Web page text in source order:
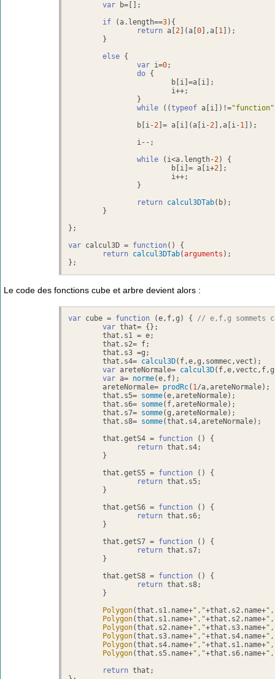
var b=[];
if (a. length==3){
return a[2 ](a[0 ],a[ 1 ]);
else {
var i=0;
do {
while ((typeof a[i])!="function"
		b[i-
2 ]= a[i](a[i-2 ],a[i-1 ]);
while (i<a. length-2) {
			b[i]= a[i+
2 ];
return calcul3DTab(b);
};
var calcul3D = function( ) {
return calcul3DTab(arguments );
};
Le code des fonctions cube et arbre devient alors :
var cube = function (e,f,g ) { // e,f,g sommets
var that= {};
	that.
s1 = e;
	that.
s2= f;
	that.
s3 =g;
	that.
s4= calcul3D(f,e,g,sommec,vect);
var areteNormale= calcul3D
var a= norme(e,f);
	areteNormale=
prodRc( 1/a,areteNormale);
	that.
s5= somme(e,areteNormale);
	that.
s6= somme(f,areteNormale);
	that.
s7= somme(g,areteNormale);
	that.
s8= somme(that. s4,areteNormale);
	that.
getS4 = function ( ) {
return that. s4;
	that.
getS5 = function ( ) {
return that. s5;
	that.
getS6 = function ( ) {
return that. s6;
	that.
getS7 = function ( ) {
return that. s7;
	that.
getS8 = function ( ) {
return that. s8;
Polygon(that. s1. name+","+that. s2. name+
Polygon(that. s1. name+","+that. s2. name+
Polygon(that. s2. name+","+that. s3. name+
Polygon(that. s3. name+","+that. s4. name+
Polygon(that. s4. name+","+that. s1. name+
Polygon(that. s5. name+","+that. s6. name+
return that;